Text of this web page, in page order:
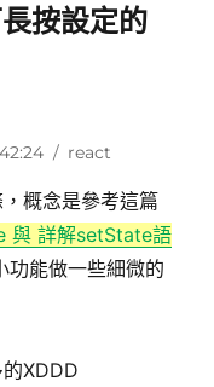
按設定的
概念是參考這篇
與 詳解setState語
功能做一些細微的
XDDD
分
react